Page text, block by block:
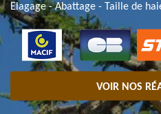
Elagage - Abattage - Taille de
VOIR NOS